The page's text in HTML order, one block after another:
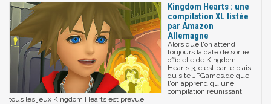
Kingdom Hearts : une
compilation XL listée
par Amazon
Allemagne
Alors que l'on attend
toujours la date de sortie
officielle de Kingdom
Hearts 3, c'est par le biais
du site JPGames.de que
l'on apprend qu'une
compilation réunissant
tous les jeux Kingdom Hearts est prévue.